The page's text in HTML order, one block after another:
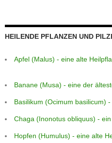
HEILENDE PFLANZEN UND
Apfel (Malus) - eine alte
Banane (Musa) - eine der
Basilikum (Ocimum basilicum)
Chaga (Inonotus obliquus) -
Hopfen (Humulus) - eine alte